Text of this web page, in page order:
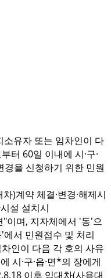
소유자 또는 임차인이 다
터 60일 이내에 시·구·
경을 신청하기 위한 민원
)계약 체결·변경·해제시
설 설치시
"이며, 지자체에서 '동'으
서 민원접수 및 처리
인이 다음 각 호의 사유
시·구·읍·면*의 장에게
이후 임대차(사용대